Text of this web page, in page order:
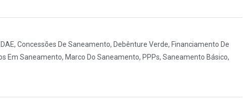
, Concessões De Saneamento, Debênture Verde, Financiamento De
Em Saneamento, Marco Do Saneamento, PPPs, Saneamento Básico,